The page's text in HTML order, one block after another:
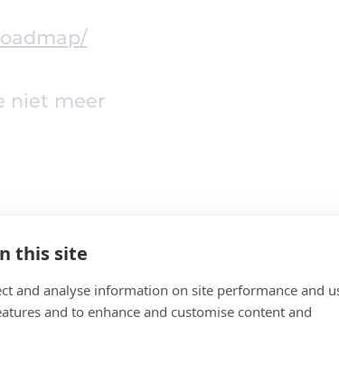
this site
and analyse information on site performance and
and to enhance and customise content and
niet meer